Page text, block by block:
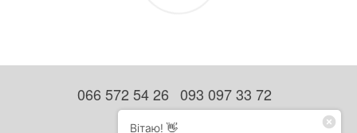
066 572 54 26 093 097 33 72
Контактна інформація